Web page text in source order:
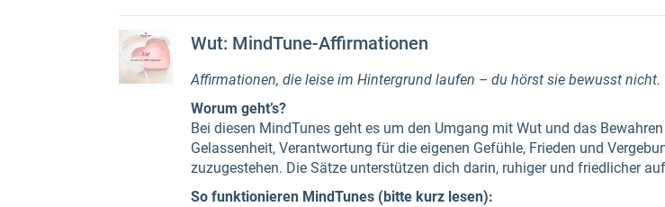
Wut: MindTune-Affirmationen
Affirmationen, die leise im Hintergrund laufen – du hörst sie bewusst nicht.
Worum geht’s?
Bei diesen MindTunes geht es um den Umgang mit Wut und das
Gelassenheit, Verantwortung für die eigenen Gefühle, Frieden und
zuzugestehen. Die Sätze unterstützen dich darin, ruhiger und friedlicher
So funktionieren MindTunes (bitte kurz lesen):